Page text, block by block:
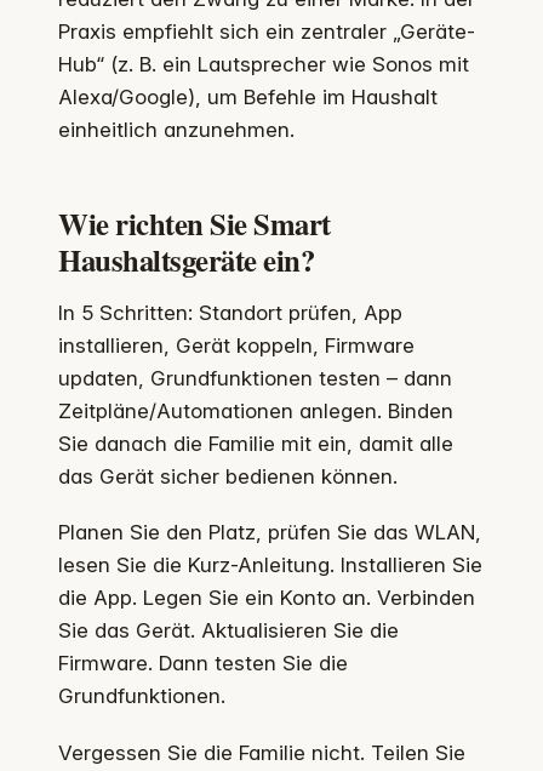
Praxis empfiehlt sich ein zentraler „Geräte-
Hub“ (z. B. ein Lautsprecher wie Sonos mit
Alexa/Google), um Befehle im Haushalt
einheitlich anzunehmen.
Wie richten Sie Smart
Haushaltsgeräte ein?
In 5 Schritten: Standort prüfen, App
installieren, Gerät koppeln, Firmware
updaten, Grundfunktionen testen – dann
Zeitpläne/Automationen anlegen. Binden
Sie danach die Familie mit ein, damit alle
das Gerät sicher bedienen können.
Planen Sie den Platz, prüfen Sie das WLAN,
lesen Sie die Kurz-Anleitung. Installieren Sie
die App. Legen Sie ein Konto an. Verbinden
Sie das Gerät. Aktualisieren Sie die
Firmware. Dann testen Sie die
Grundfunktionen.
Vergessen Sie die Familie nicht. Teilen Sie